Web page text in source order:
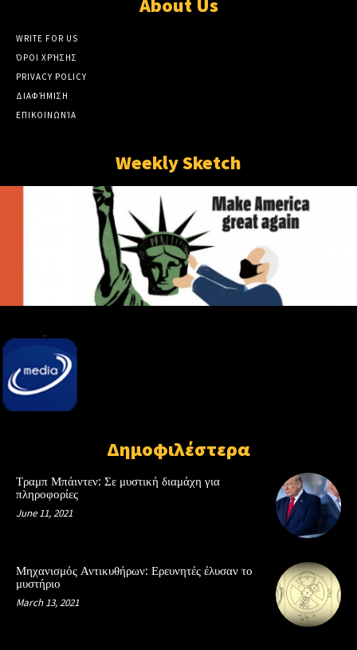
About Us
WRITE FOR US
ΌΡΟΙ ΧΡΉΣΗΣ
PRIVACY POLICY
ΔΙΑΦΉΜΙΣΗ
ΕΠΙΚΟΙΝΩΝΊΑ
Weekly Sketch
Δημοφιλέστερα
Τραμπ Μπάιντεν: Σε μυστική διαμάχη για
πληροφορίες
June 11, 2021
Μηχανισμός Αντικυθήρων: Ερευνητές έλυσαν το
μυστήριο
March 13, 2021